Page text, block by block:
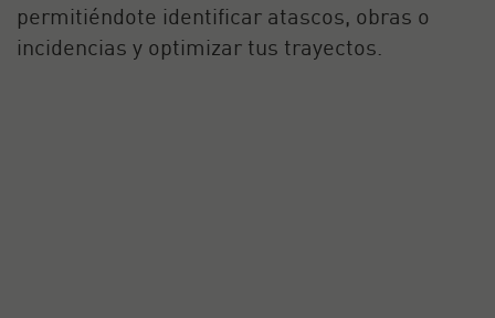
permitiéndote identificar atascos, obras o
incidencias y optimizar tus trayectos.